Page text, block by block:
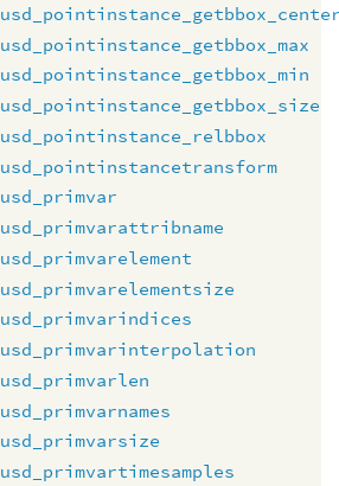
usd_pointinstance_getbbox_max
usd_pointinstance_getbbox_min
usd_pointinstance_getbbox_size
usd_pointinstance_relbbox
usd_pointinstancetransform
usd_primvar
usd_primvarattribname
usd_primvarelement
usd_primvarelementsize
usd_primvarindices
usd_primvarinterpolation
usd_primvarlen
usd_primvarnames
usd_primvarsize
usd_primvartimesamples